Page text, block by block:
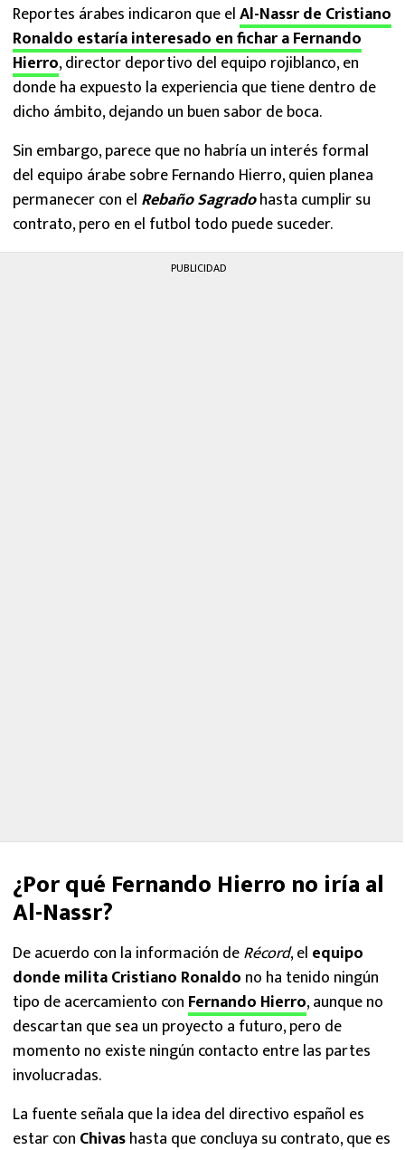
Reportes árabes indicaron que elAl-Nassr de Cristiano
Ronaldo estaría interesado en fichar a Fernando
Hierro, director deportivo del equipo rojiblanco, en
donde ha expuesto la experiencia que tiene dentro de
dicho ámbito, dejando un buen sabor de boca.
Sin embargo, parece que no habría un interés formal
del equipo árabe sobre Fernando Hierro, quien planea
permanecer con el Rebaño Sagradohasta cumplir su
contrato, pero en el futbol todo puede suceder.
PUBLICIDAD
¿Por qué Fernando Hierro no iría al
Al-Nassr?
De acuerdo con la información deRécord, el equipo
donde milita Cristiano Ronaldo no ha tenido ningún
tipo de acercamiento con Fernando Hierro, aunque no
descartan que sea un proyecto a futuro, pero de
momento no existe ningún contacto entre las partes
involucradas.
La fuente señala que la idea del directivo español es
estar con Chivashasta que concluya su contrato, que es